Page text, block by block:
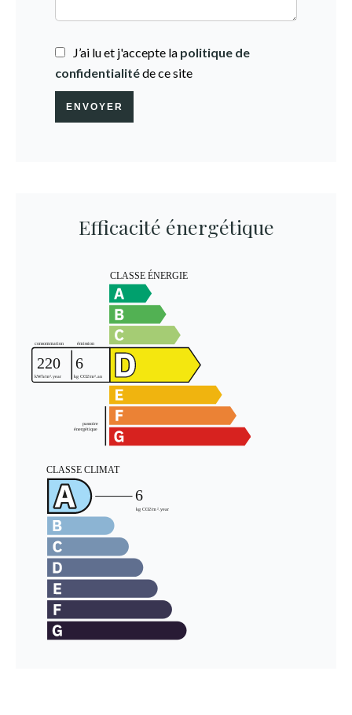
J’ai lu et j'accepte la politique de
confidentialitéde ce site
ENVOYER
Efficacité énergétique